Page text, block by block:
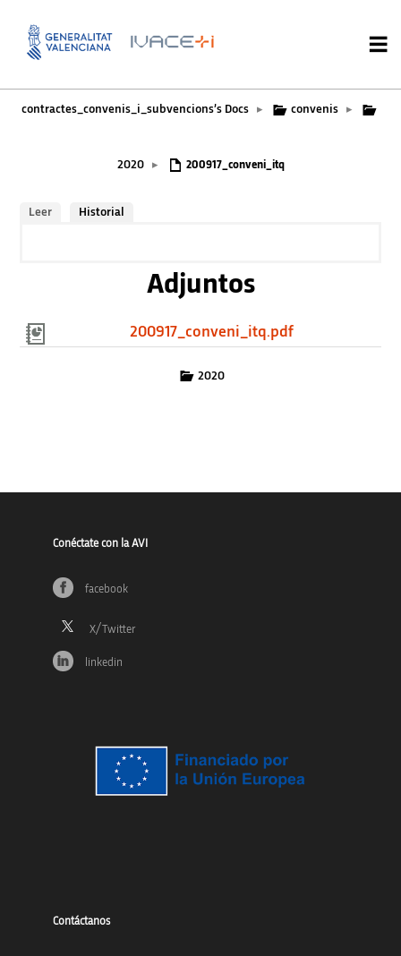
contractes_convenis_i_subvencions’s Docs ▸ convenis ▸
2020 ▸ 200917_conveni_itq
Leer Historial
Adjuntos
200917_conveni_itq.pdf
2020
Conéctate con la AVI
facebook
linkedin
Contáctanos